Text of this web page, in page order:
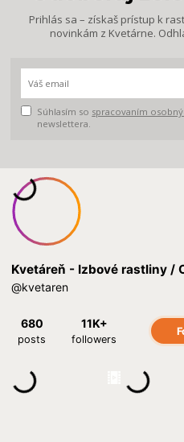
Prihlás sa – získaš prístup k
novinkám z Kvetárne.
Súhlasím so spracovaním
newslettera.